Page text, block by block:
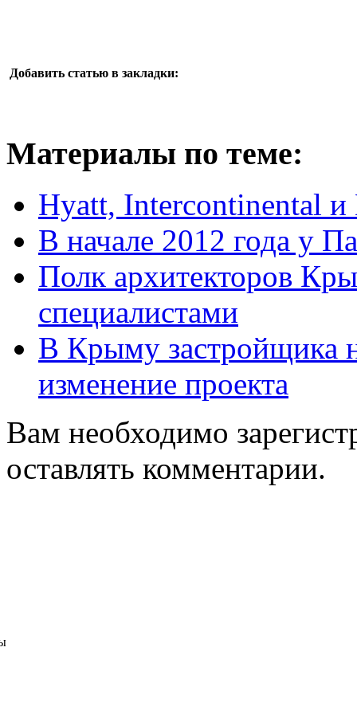
Добавить статью в закладки:
Материалы по теме:
Hyatt, Intercontinental
В начале 2012 года у
Полк архитекторов
специалистами
В Крыму застройщика
изменение проекта
Вам необходимо
оставлять комментарии.